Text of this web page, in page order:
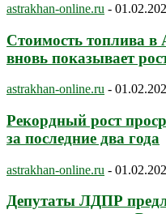
astrakhan-online.ru -
Стоимость топлива в
вновь показывает
astrakhan-online.ru -
Рекордный рост
за последние два года
astrakhan-online.ru -
Депутаты ЛДПР